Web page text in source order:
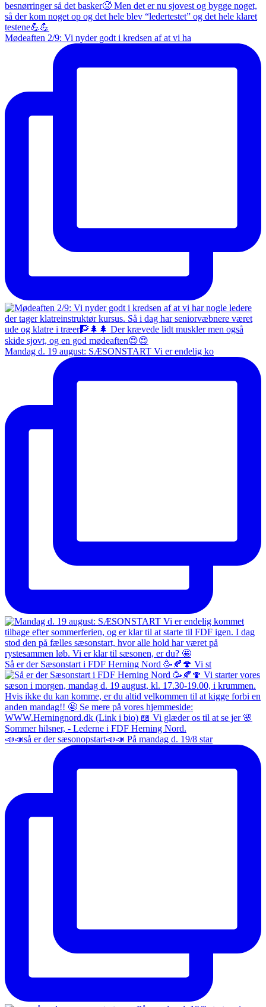
Mødeaften 2/9: Vi nyder godt i kredsen af at vi ha
Mandag d. 19 august: SÆSONSTART Vi er endelig ko
Så er der Sæsonstart i FDF Herning Nord 🥳🍂🍄 Vi st
📣📣så er der sæsonopstart📣📣 På mandag d. 19/8 star